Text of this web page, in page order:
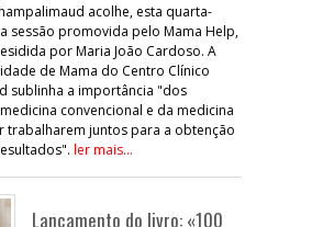
acolhe, esta quarta-
sessão promovida pelo Mama Help,
por Maria João Cardoso. A
de Mama do Centro Clínico
sublinha a importância "dos
convencional e da medicina
trabalharem juntos para a obtenção
ler mais...
Lançamento do livro: «100